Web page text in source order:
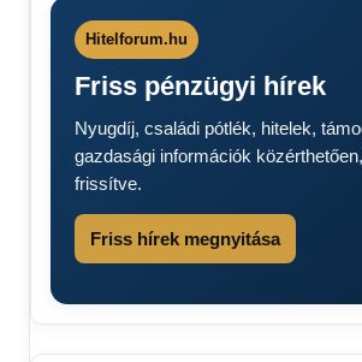
nyugdíj
nyugdíj
Nyugdíjemelés
Hitelforum.hu
Friss pénzügyi hírek
Nyugdíj, családi pótlék, hitelek,
gazdasági információk
frissítve.
Friss hírek megnyitása